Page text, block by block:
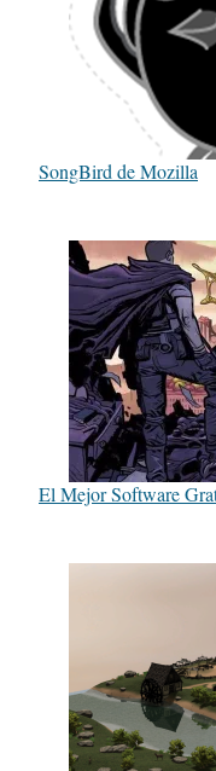
SongBird de Mozilla
El Mejor Software